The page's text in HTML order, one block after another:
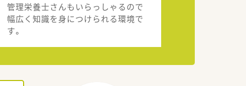
管理栄養士さんもいらっしゃるので
幅広く知識を身につけられる環境で
す。